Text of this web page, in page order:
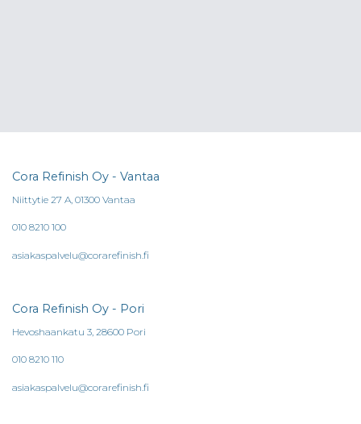
Cora Refinish Oy - Vantaa
Niittytie 27 A, 01300 Vantaa
010 8210 100
asiakaspalvelu@corarefinish.fi
Cora Refinish Oy - Pori
Hevoshaankatu 3, 28600 Pori
010 8210 110
asiakaspalvelu@corarefinish.fi